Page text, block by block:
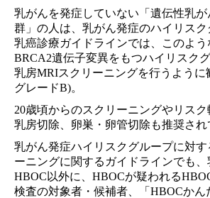
乳がんを発症していない「遺伝性乳
群」の人は、乳がん発症のハイリスク
乳癌診療ガイドラインでは、このよ
BRCA2遺伝子変異をもつハイリスク
乳房MRIスクリーニングを行うように
グレードB)。
20歳頃からのスクリーニングやリス
乳房切除、卵巣・卵管切除も推奨され
乳がん発症ハイリスクグループに対す
ーニングに関するガイドラインでも
HBOC以外に、HBOCが疑われる
検査の対象者・候補者、「HBOCかん